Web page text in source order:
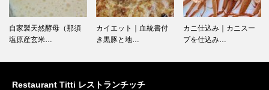
自家製天然酵母（那須
塩原産玄米…
カイエット｜血統書付
き黒豚と地…
カニ仕込み｜カニスー
プを仕込み…
Restaurant Titti レストランチッチ